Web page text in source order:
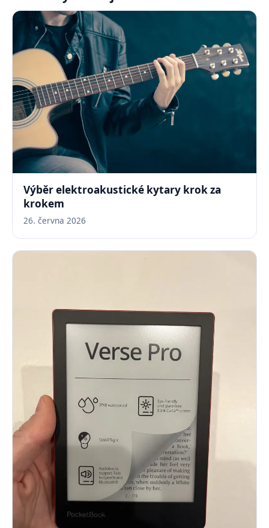
Výběr elektroakustické kytary krok za
krokem
26. června 2026